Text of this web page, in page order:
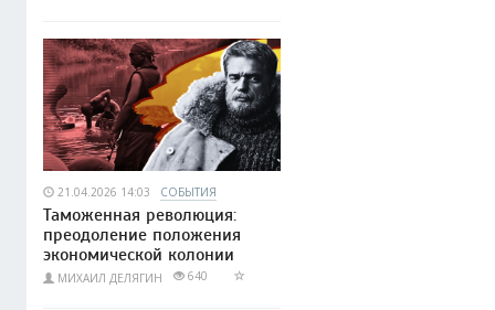
21.04.2026 14:03 СОБЫТИЯ
Таможенная революция:
преодоление положения
экономической колонии
МИХАИЛ ДЕЛЯГИН 640